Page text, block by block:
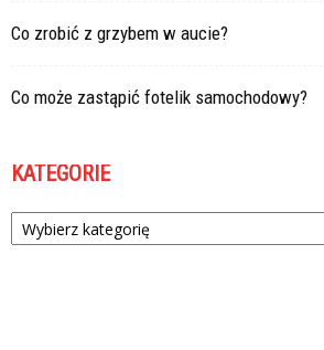
Co zrobić z grzybem w aucie?
Co może zastąpić fotelik samochodowy?
KATEGORIE
Kategorie